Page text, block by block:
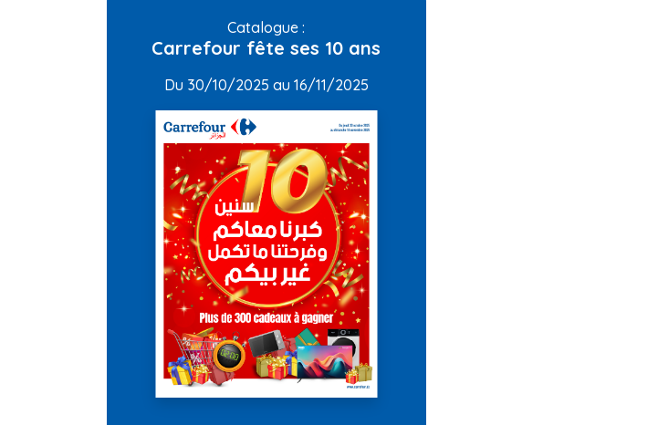
Catalogue :
Carrefour fête ses 10 ans
Du 30/10/2025 au 16/11/2025